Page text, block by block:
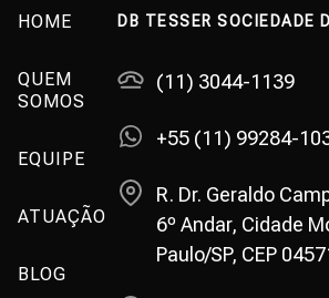
HOME
QUEM
SOMOS
EQUIPE
ATUAÇÃO
BLOG
DB TESSER SOCIEDADE
(11) 3044-1139
+55 (11) 99284-
R. Dr. Geraldo
6º Andar, Cidade
Paulo/SP, CEP